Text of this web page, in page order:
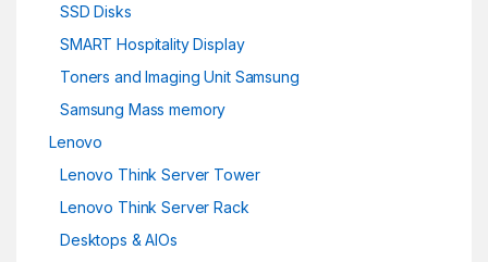
SSD Disks
SMART Hospitality Display
Toners and Imaging Unit Samsung
Samsung Mass memory
Lenovo
Lenovo Think Server Tower
Lenovo Think Server Rack
Desktops & AIOs